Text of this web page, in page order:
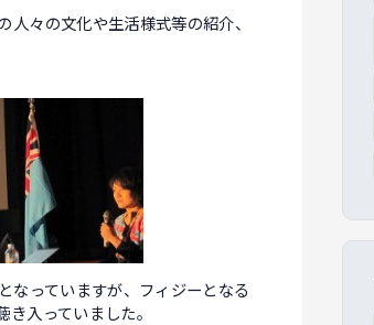
々の文化や生活様式等の紹介、
なっていますが、フィジーとなる
入っていました。